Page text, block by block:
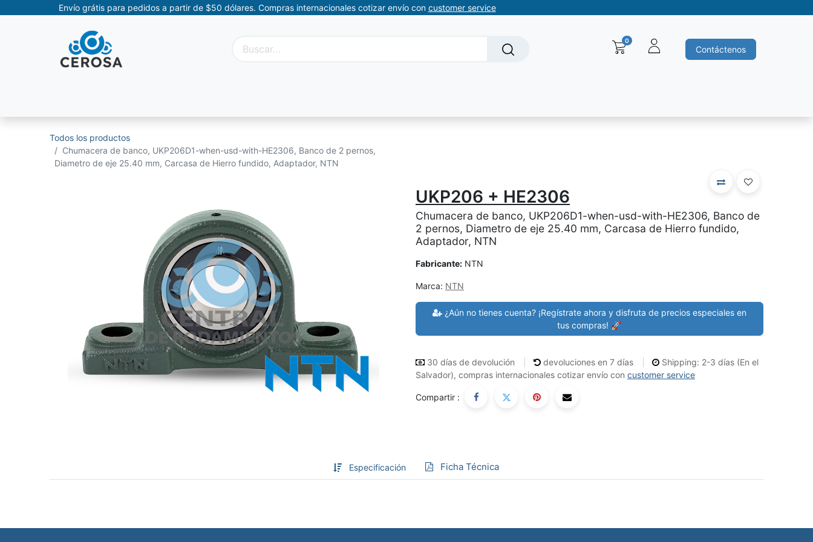
Envío grátis para pedidos a partir de $50 dólares. Compras internacionales cotizar envío con customer service
0
Contáctenos
Todos los productos
Chumacera de banco, UKP206D1-when-usd-with-HE2306, Banco de 2 pernos,
Diametro de eje 25.40 mm, Carcasa de Hierro fundido, Adaptador, NTN
UKP206 + HE2306
Chumacera de banco, UKP206D1-when-usd-with-HE2306, Banco de
2 pernos, Diametro de eje 25.40 mm, Carcasa de Hierro fundido,
Adaptador, NTN
Fabricante: NTN
Marca: NTN
¿Aún no tienes cuenta? ¡Regístrate ahora y disfruta de precios especiales en
tus compras! 🚀
30 días de devolución devoluciones en 7 días
Shipping: 2-3 días (En el
Salvador), compras internacionales cotizar envío con customer service
Compartir :
Especificación Ficha Técnica